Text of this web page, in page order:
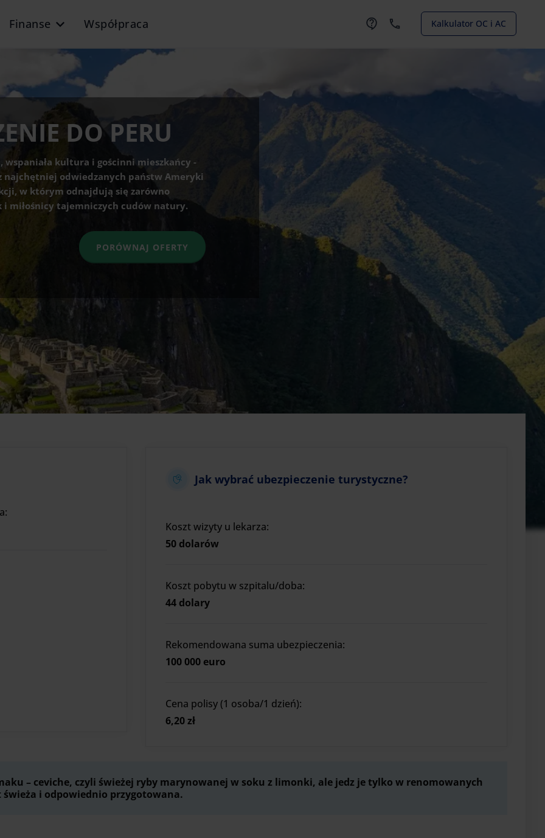
Finanse Współpraca Kalkulator OC i AC
DO PERU
kultura i gościnni mieszkańcy -
najchętniej odwiedzanych państw Ameryki
w którym odnajdują się zarówno
miłośnicy tajemniczych cudów natury.
PORÓWNAJ OFERTY
Jak wybrać ubezpieczenie turystyczne?
Koszt wizyty u lekarza:
50 dolarów
Koszt pobytu w szpitalu/doba:
44 dolary
Rekomendowana suma ubezpieczenia:
100 000 euro
Cena polisy (1 osoba/1 dzień):
6,20 zł
– ceviche, czyli świeżej ryby marynowanej w soku z limonki, ale jedz je tylko w renomowanych
i odpowiednio przygotowana.